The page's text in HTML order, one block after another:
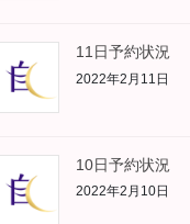
11日予約状況
2022年2月11日
10日予約状況
2022年2月10日